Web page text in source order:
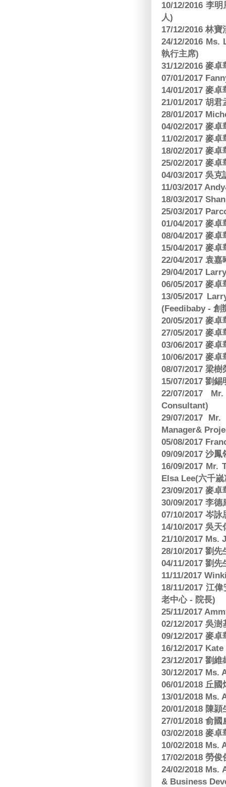
10/12/2016 李
人)
17/12/2016 林
24/12/2016
執行主席)
31/12/2016 麥
07/01/2017
14/01/2017 麥
21/01/2017 胡
28/01/2017
04/02/2017 麥
11/02/2017 麥
18/02/2017 麥
25/02/2017 麥
04/03/2017 吳
11/03/2017
18/03/2017
25/03/2017
01/04/2017 麥
08/04/2017 麥
15/04/2017 麥
22/04/2017 袁
29/04/2017
06/05/2017 麥
13/05/2017
(Feedibaby - 創
20/05/2017 麥
27/05/2017 麥
03/06/2017 麥
10/06/2017 麥
08/07/2017 梁
15/07/2017 劉
22/07/2017
Consultant)
29/07/2017
Manager&
05/08/2017
09/09/2017 沙
16/09/2017 Mr.
Elsa Lee(六千
23/09/2017 麥
30/09/2017 李
07/10/2017 岑
14/10/2017 吳
21/10/2017 Ms.
28/10/2017 劉
04/11/2017 劉
11/11/2017
18/11/2017 江
老中心 - 院長)
25/11/2017
02/12/2017 吳
09/12/2017 麥
16/12/2017
23/12/2017 劉
30/12/2017 Ms.
06/01/2018 丘
13/01/2018 Ms.
20/01/2018 陳
27/01/2018 俞
03/02/2018 麥
10/02/2018 Ms.
17/02/2018 勞
24/02/2018 Ms.
& Business